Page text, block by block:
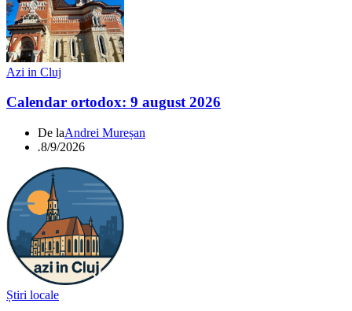
Azi in Cluj
Calendar ortodox: 9 august 2026
De laAndrei Mureșan
.8/9/2026
Știri locale